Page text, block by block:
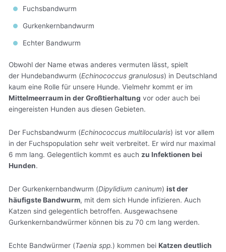
Fuchsbandwurm
Gurkenkernbandwurm
Echter Bandwurm
Obwohl der Name etwas anderes vermuten lässt, spielt
der Hundebandwurm (Echinococcus granulosus) in Deutschland
kaum eine Rolle für unsere Hunde. Vielmehr kommt er im
Mittelmeerraum in der Großtierhaltung vor oder auch bei
eingereisten Hunden aus diesen Gebieten.
Der Fuchsbandwurm (Echinococcus multilocularis) ist vor allem
in der Fuchspopulation sehr weit verbreitet. Er wird nur maximal
6 mm lang. Gelegentlich kommt es auchzu Infektionen bei
Hunden.
Der Gurkenkernbandwurm (Dipylidium caninum)ist der
häufigste Bandwurm, mit dem sich Hunde infizieren. Auch
Katzen sind gelegentlich betroffen. Ausgewachsene
Gurkenkernbandwürmer können bis zu 70 cm lang werden.
Echte Bandwürmer (Taenia spp.) kommen beiKatzen deutlich